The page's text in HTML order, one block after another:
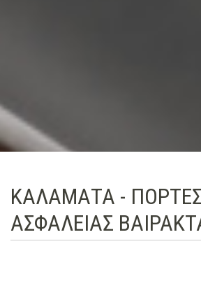
ΚΑΛΑΜΑΤΑ -
ΑΣΦΑΛΕΙΑΣ